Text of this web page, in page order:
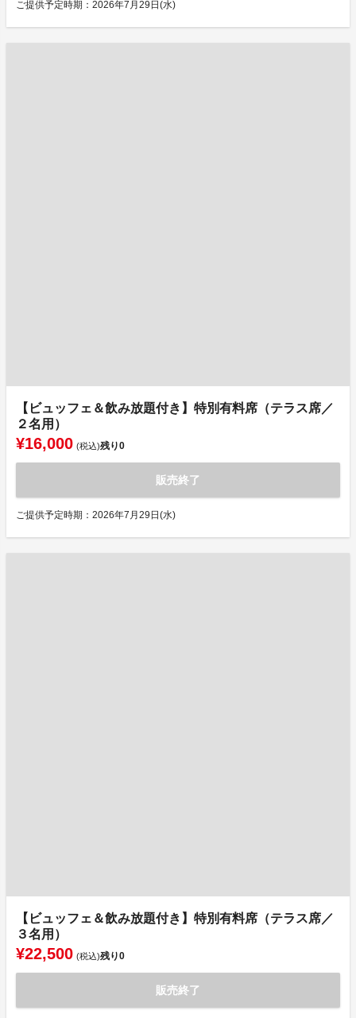
ご提供予定時期：2026年7月29日(水)
【ビュッフェ＆飲み放題付き】特別有料席（テラス席／
２名用）
¥16,000 (税込)残り0
販売終了
ご提供予定時期：2026年7月29日(水)
【ビュッフェ＆飲み放題付き】特別有料席（テラス席／
３名用）
¥22,500 (税込)残り0
販売終了